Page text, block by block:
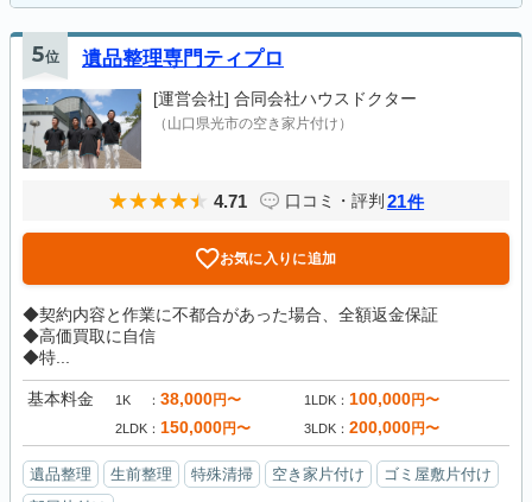
5位 遺品整理専門ティプロ
[運営会社] 合同会社ハウスドクター
（山口県光市の空き家片付け）
4.71 口コミ・評判 21件
お気に入りに追加
◆契約内容と作業に不都合があった場合、全額返金保証
◆高価買取に自信
◆特...
基本料金 1K 38,000円〜 1LDK 100,000円〜
2LDK 150,000円〜 3LDK 200,000円〜
遺品整理 生前整理 特殊清掃 空き家片付け
ゴミ屋敷片付け